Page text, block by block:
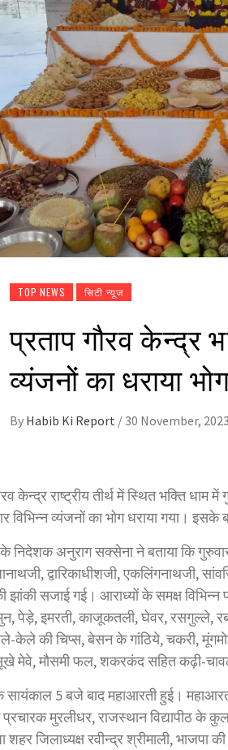
TOP NEWS सिटी न्यूज
प्रताप गौरव केन्द्र
व्यंजनों का धराया
By Habib Ki Report / 30 November, 2023
केन्द्र राष्ट्रीय तीर्थ में स्थित भक्ति
विभिन्न व्यंजनों का भोग धराया गया।
निदेशक अनुराग सक्सेना ने बताया कि
द्वारिकाधीशजी, एकलिंगनाथजी,
सजाई गई। आराध्यों के समक्ष
पेड़े, इमरती, काजूकतली, घेवर, रसगुल्ले,
की चिप्स, बेसन के गांठिये, चकरी,
मेवे, मौसमी फल, शकरकंद सहित कढ़ी-
सायंकाल 5 बजे बाद महाआरती हुई।
मुरलीधर, राजस्थान विद्यापीठ के
शहर जिलाध्यक्ष रवीन्द्र श्रीमाली, भाजपा